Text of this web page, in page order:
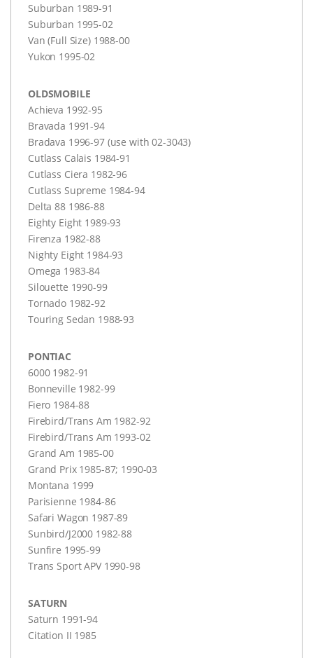
Suburban 1989-91
Suburban 1995-02
Van (Full Size) 1988-00
Yukon 1995-02
OLDSMOBILE
Achieva 1992-95
Bravada 1991-94
Bradava 1996-97 (use with 02-3043)
Cutlass Calais 1984-91
Cutlass Ciera 1982-96
Cutlass Supreme 1984-94
Delta 88 1986-88
Eighty Eight 1989-93
Firenza 1982-88
Nighty Eight 1984-93
Omega 1983-84
Silouette 1990-99
Tornado 1982-92
Touring Sedan 1988-93
PONTIAC
6000 1982-91
Bonneville 1982-99
Fiero 1984-88
Firebird/Trans Am 1982-92
Firebird/Trans Am 1993-02
Grand Am 1985-00
Grand Prix 1985-87; 1990-03
Montana 1999
Parisienne 1984-86
Safari Wagon 1987-89
Sunbird/J2000 1982-88
Sunfire 1995-99
Trans SportAPV1990-98
SATURN
Saturn 1991-94
Citation II 1985